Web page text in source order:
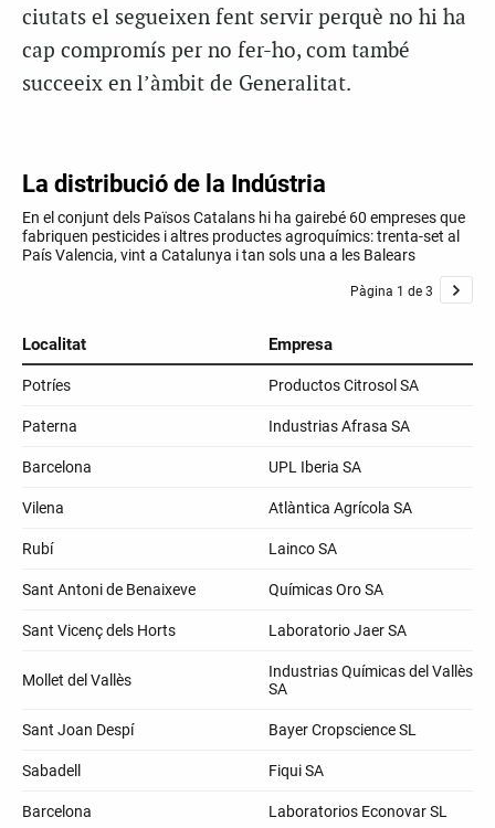
ciutats el segueixen fent servir perquè no hi ha
cap compromís per no fer-ho, com també
succeeix en l’àmbit de Generalitat.